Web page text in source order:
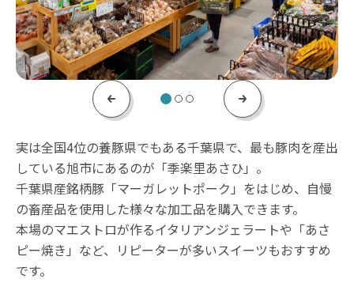
Previous Next
実は全国4位の養豚県でもある千葉県で、最も豚肉を産出
している旭市にあるのが「季楽里あさひ」。
千葉県産銘柄豚「マーガレットポーク」をはじめ、自慢
の畜産品を使用した様々な加工品を購入できます。
本場のマエストロが作るイタリアンジェラートや「あさ
ピー焼き」など、リピーターが多いスイーツもおすすめ
です。